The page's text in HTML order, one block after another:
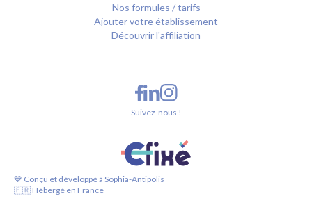
Nos formules / tarifs
Ajouter votre établissement
Découvrir l'affiliation
💙 Conçu et développé à Sophia-Antipolis
🇫🇷 Hébergé en France
Suivez-nous !